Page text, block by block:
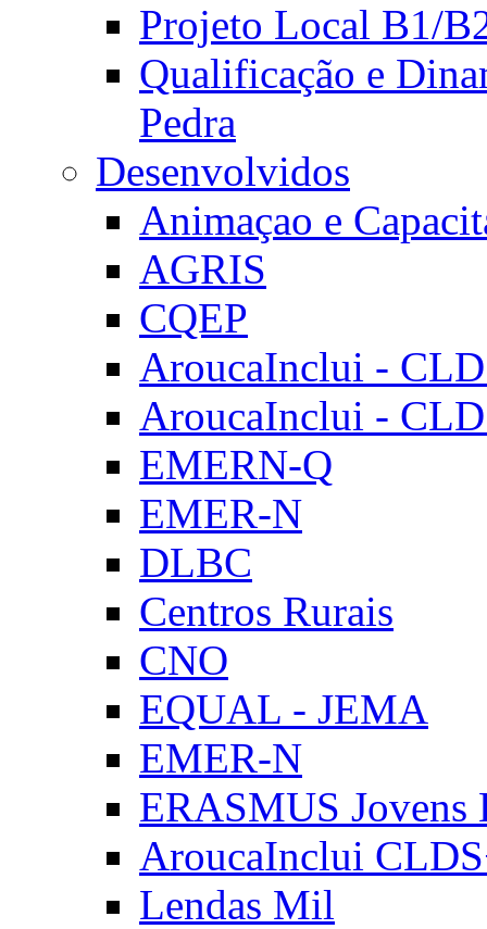
Projeto Local B1/
Qualificação e
Pedra
Desenvolvidos
Animaçao e
AGRIS
CQEP
AroucaInclui -
AroucaInclui -
EMERN-Q
EMER-N
DLBC
Centros Rurais
CNO
EQUAL - JEMA
EMER-N
ERASMUS Jovens
AroucaInclui
Lendas Mil